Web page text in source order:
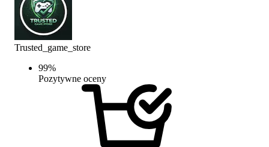
Trusted_game_store
99%
Pozytywne oceny